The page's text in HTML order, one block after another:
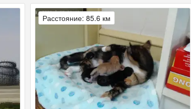
Расстояние: 85.6 км